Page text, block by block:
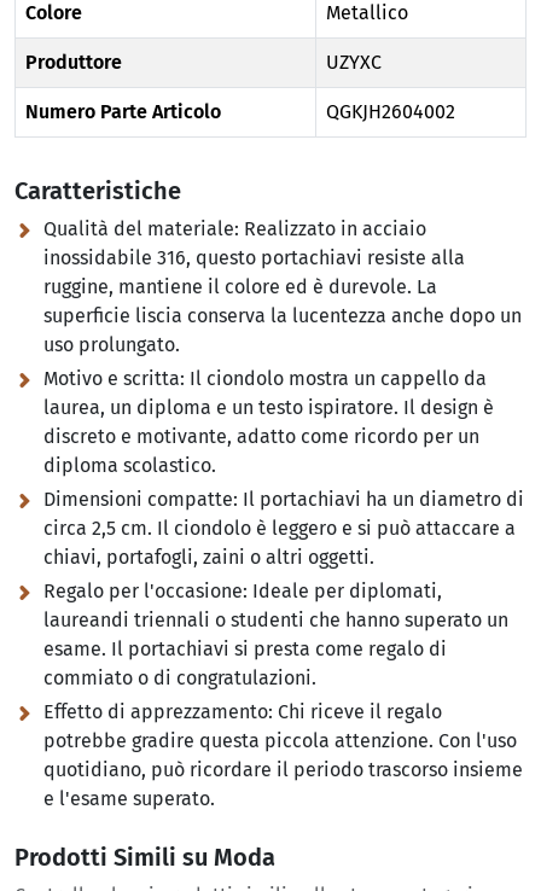
Colore Metallico
Produttore UZYXC
Numero Parte Articolo QGKJH2604002
Caratteristiche
Qualità del materiale: Realizzato in acciaio
inossidabile 316, questo portachiavi resiste alla
ruggine, mantiene il colore ed è durevole. La
superficie liscia conserva la lucentezza anche dopo un
uso prolungato.
Motivo e scritta: Il ciondolo mostra un cappello da
laurea, un diploma e un testo ispiratore. Il design è
discreto e motivante, adatto come ricordo per un
diploma scolastico.
Dimensioni compatte: Il portachiavi ha un diametro di
circa 2,5 cm. Il ciondolo è leggero e si può attaccare a
chiavi, portafogli, zaini o altri oggetti.
Regalo per l'occasione: Ideale per diplomati,
laureandi triennali o studenti che hanno superato un
esame. Il portachiavi si presta come regalo di
commiato o di congratulazioni.
Effetto di apprezzamento: Chi riceve il regalo
potrebbe gradire questa piccola attenzione. Con l'uso
quotidiano, può ricordare il periodo trascorso insieme
e l'esame superato.
Prodotti Simili su Moda